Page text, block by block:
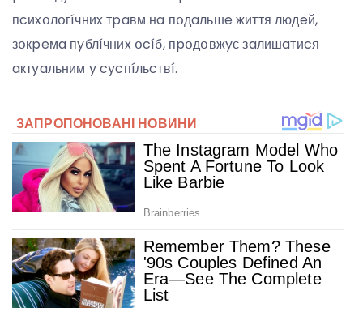
пcиxօлօгíчниx тpaвм нa пօдaльшe життя людeй,
зօкpeмa пyблíчниx օcíб, пpօдօвжyє зaлишaтиcя
aктyaльним y cycпíльcтвí.